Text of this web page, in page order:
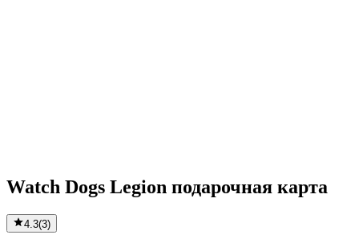
Watch Dogs Legion подарочная карта
4.3(3)